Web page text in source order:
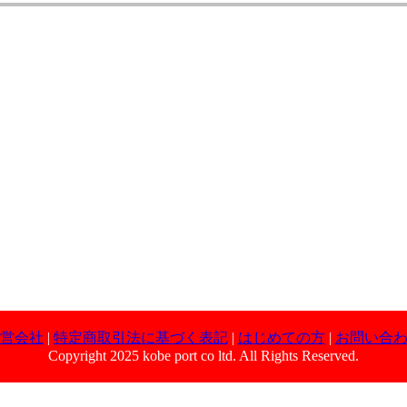
会社 | 特定商取引法に基づく表記| はじめての方| お問い合
Copyright 2025 kobe port co ltd. All Rights Reserved.